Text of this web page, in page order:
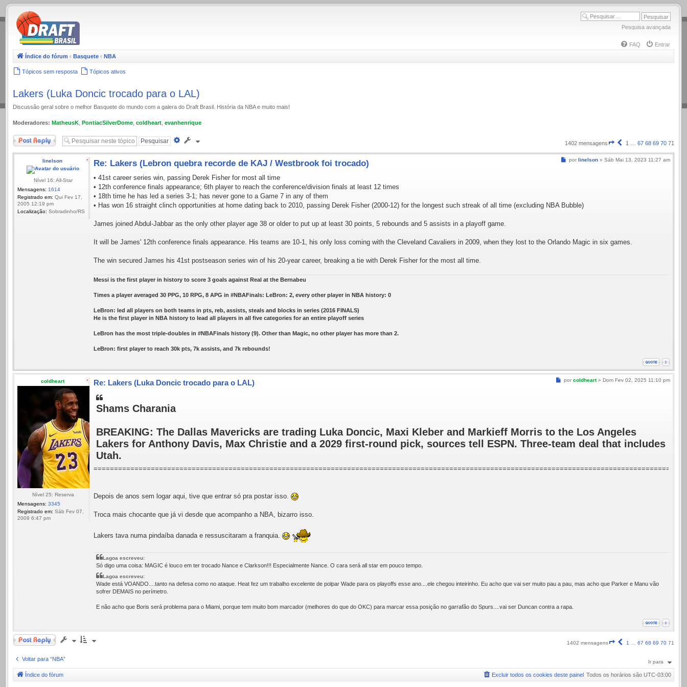
.
Pesquisa avançada
FAQ
Entrar
Índice do fórum ‹ Basquete ‹ NBA
Tópicos sem resposta Tópicos ativos
Lakers (Luka Doncic trocado para o LAL)
Discussão geral sobre o melhor Basquete do mundo com a galera do Draft Brasil. História da NBA e muito mais!
Moderadores: MatheusK PontiacSilverDome coldheart evanhenrique
Responder
Pesquisa
1402 mensagens Página
de
Anterior
1 67 68 69 70 71
linelson
Nível 16: All-Star
Mensagens: 1614
Registrado em: Qui Fev 17,
2005 12:19 pm
Localização: Sobradinho/RS
Mensagem
por linelson » Sáb Mai 13, 2023 11:27 am
Re: Lakers (Lebron quebra recorde de KAJ / Westbrook foi trocado)
• 41st career series win, passing Derek Fisher for most all time
• 12th conference finals appearance; 6th player to reach the conference/division finals at least 12 times
• 18th time he has led a series 3-1; has never gone to a Game 7 in any of them
• Has won 16 straight clinch opportunities at home dating back to 2010, passing Derek Fisher (2000-12) for the longest such streak of all time (excluding NBA Bubble)
James joined Abdul-Jabbar as the only other player age 38 or older to put up at least 30 points, 5 rebounds and 5 assists in a playoff game.
It will be James' 12th conference finals appearance. His teams are 10-1, his only loss coming with the Cleveland Cavaliers in 2009, when they lost to the Orlando Magic in six games.
The win secured James his 41st postseason series win of his 20-year career, breaking a tie with Derek Fisher for the most all time.
Messi is the first player in history to score 3 goals against Real at the Bernabeu
Times a player averaged 30 PPG, 10 RPG, 8 APG in #NBAFinals: LeBron: 2, every other player in NBA history: 0
LeBron: led all players on both teams in pts, reb, assists, steals and blocks in series (2016 FINALS)
He is the first player in NBA history to lead all players in all five categories for an entire playoff series
LeBron has the most triple-doubles in #NBAFinals history (9). Other than Magic, no other player has more than 2.
LeBron: first player to reach 30k pts, 7k assists, and 7k rebounds!
coldheart
Nível 25: Reserva
Mensagens: 3345
Registrado em: Sáb Fev 07,
2009 6:47 pm
Mensagem
por coldheart» Dom Fev 02, 2025 11:10 pm
Re: Lakers (Luka Doncic trocado para o LAL)
Shams Charania
BREAKING: The Dallas Mavericks are trading Luka Doncic, Maxi Kleber and Markieff Morris to the Los Angeles
Lakers for Anthony Davis, Max Christie and a 2029 first-round pick, sources tell ESPN. Three-team deal that includes
Utah.
Depois de anos sem logar aqui, tive que entrar só pra postar isso.
Troca mais chocante que já vi desde que acompanho a NBA, bizarro isso.
Lakers tava numa pindaíba danada e ressuscitaram a franquia.
Lagoa escreveu:
Só digo uma coisa: MAGIC é louco em ter trocado Nance e Clarkson!!! Especialmente Nance. O cara será all star em pouco tempo.
Lagoa escreveu:
Wade está VOANDO....tanto na defesa como no ataque. Heat fez um trabalho excelente de polpar Wade para os playoffs esse ano....ele chegou inteirinho. Eu acho que vai ser muito pau a pau, mas acho que Parker e Manu vão
sofrer DEMAIS no perímetro.
E não acho que Boris será problema para o Miami, porque tem muito bom marcador (melhores do que do OKC) para marcar essa posição no garrafão do Spurs....vai ser Duncan contra a rapa.
Responder
1402 mensagens
PáginaAnterior
1 … 67 68 69 70 71
Voltar para “NBA” Ir para
Índice do fórum Todos os horários são UTC-03:00
Excluir todos os cookies deste painel